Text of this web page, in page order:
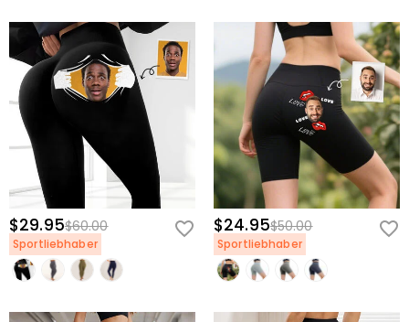
$29.95$60.00
Sportliebhaber
$24.95$50.00
Sportliebhaber